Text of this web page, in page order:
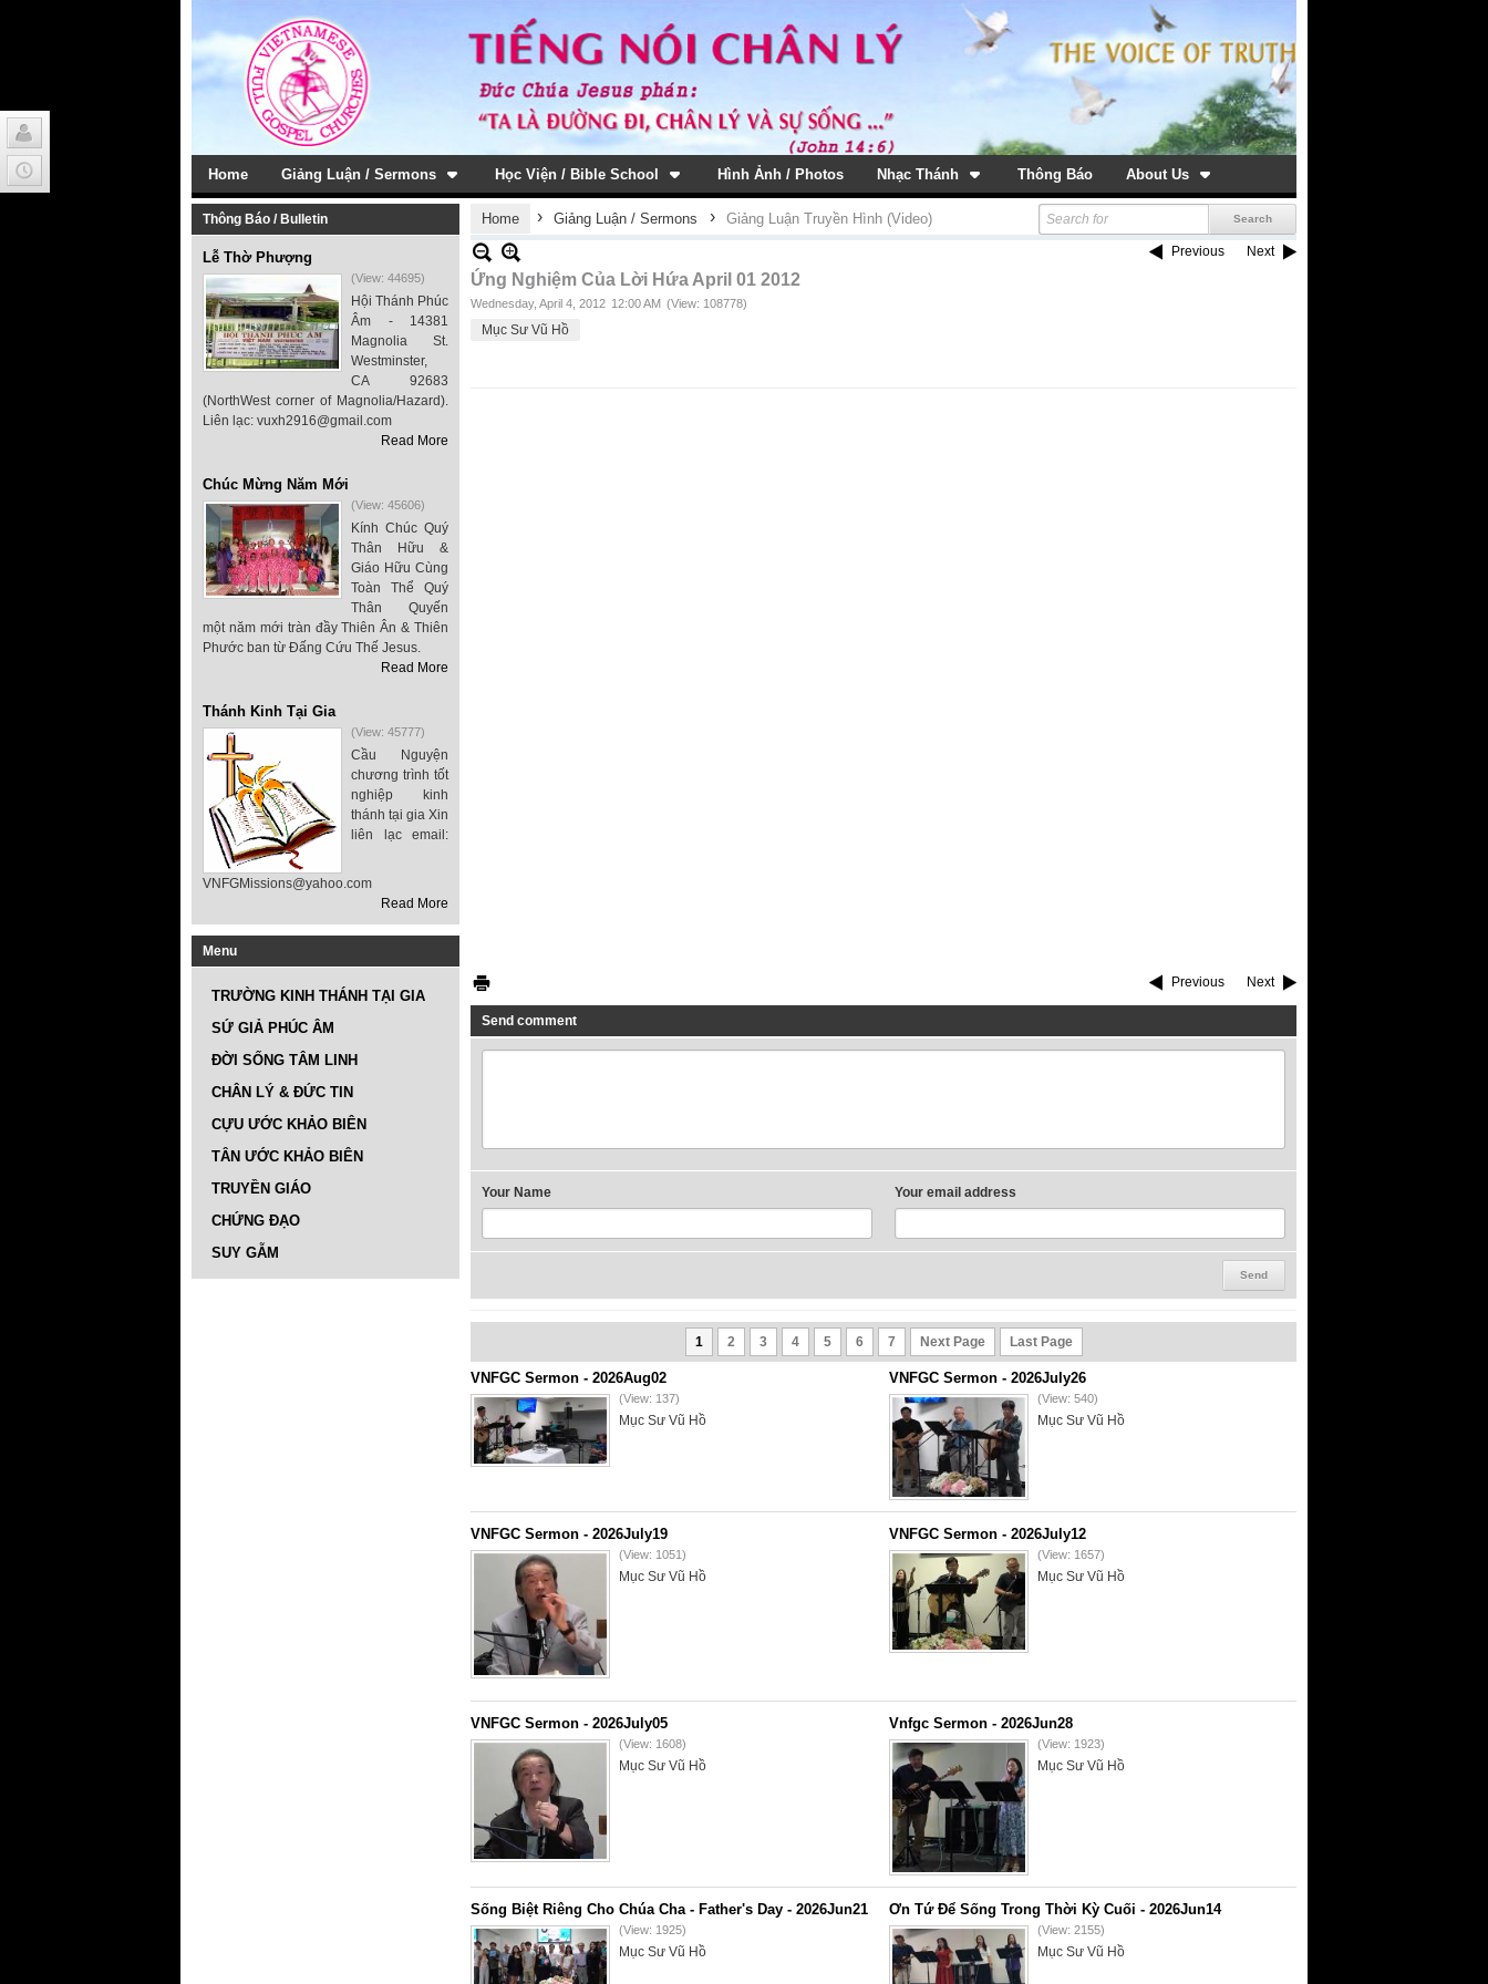
Home Giảng Luận / Sermons Học Viện / Bible School Hình Ảnh / Photos Nhạc Thánh Thông Báo About Us
Thông Báo / Bulletin
Lễ Thờ Phượng
(View: 44695)
Hội Thánh Phúc
Âm - 14381
Magnolia St.
Westminster,
CA 92683
(NorthWest corner of Magnolia/Hazard).
Liên lạc: vuxh2916@gmail.com
Read More
Chúc Mừng Năm Mới
(View: 45606)
Kính Chúc Quý
Thân Hữu &
Giáo Hữu Cùng
Toàn Thể Quý
Thân Quyến
một năm mới tràn đầy Thiên Ân & Thiên
Phước ban từ Đấng Cứu Thế Jesus.
Read More
Thánh Kinh Tại Gia
(View: 45777)
Cầu Nguyện
chương trình tốt
nghiệp kinh
thánh tại gia Xin
liên lạc email:
VNFGMissions@yahoo.com
Read More
Menu
TRƯỜNG KINH THÁNH TẠI GIA
SỨ GIẢ PHÚC ÂM
ĐỜI SỐNG TÂM LINH
CHÂN LÝ & ĐỨC TIN
CỰU ƯỚC KHẢO BIÊN
TÂN ƯỚC KHẢO BIÊN
TRUYỀN GIÁO
CHỨNG ĐẠO
SUY GẪM
Home › Giảng Luận / Sermons › Giảng Luận Truyền Hình (Video)
Previous Next
Ứng Nghiệm Của Lời Hứa April 01 2012
Wednesday, April 4, 2012 12:00 AM (View: 108778)
Mục Sư Vũ Hồ
Previous Next
Send comment
Your Name Your email address
1 2 3 4 5 6 7 Next Page Last Page
VNFGC Sermon - 2026Aug02
(View: 137)
Mục Sư Vũ Hồ
VNFGC Sermon - 2026July26
(View: 540)
Mục Sư Vũ Hồ
VNFGC Sermon - 2026July19
(View: 1051)
Mục Sư Vũ Hồ
VNFGC Sermon - 2026July12
(View: 1657)
Mục Sư Vũ Hồ
VNFGC Sermon - 2026July05
(View: 1608)
Mục Sư Vũ Hồ
Vnfgc Sermon - 2026Jun28
(View: 1923)
Mục Sư Vũ Hồ
Sống Biệt Riêng Cho Chúa Cha - Father's Day - 2026Jun21
(View: 1925)
Mục Sư Vũ Hồ
Ơn Tứ Để Sống Trong Thời Kỳ Cuối - 2026Jun14
(View: 2155)
Mục Sư Vũ Hồ